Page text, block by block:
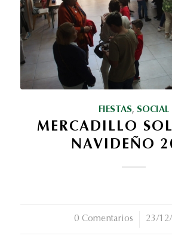
FIESTAS, SOCIAL
MERCADILLO
NAVIDEÑO
0 Comentarios
/ 23/